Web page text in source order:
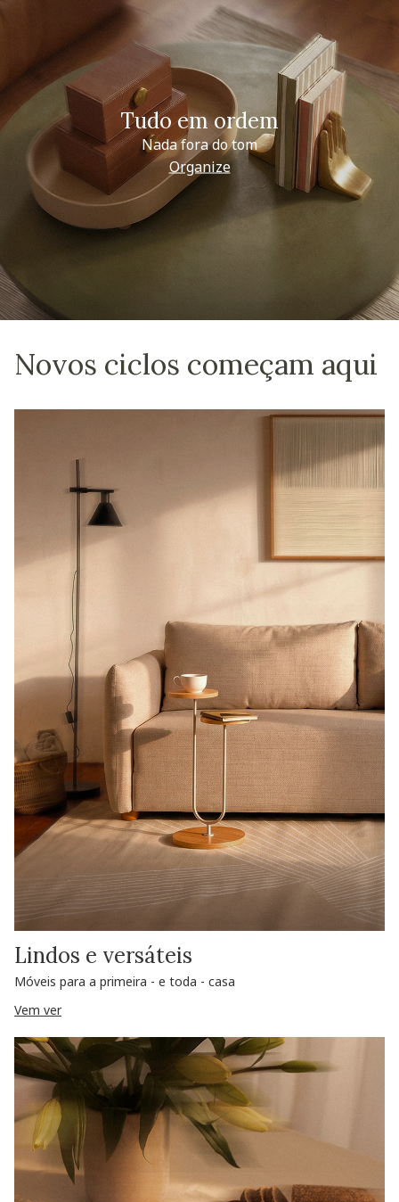
Tudo em ordem
Nada fora do tom
Organize
Novos ciclos começam aqui
Lindos e versáteis
Móveis para a primeira - e toda - casa
Vem ver